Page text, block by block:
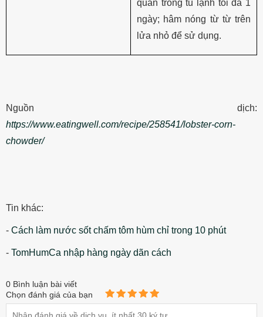
quản trong tủ lạnh tối đa 1
ngày; hâm nóng từ từ trên
lửa nhỏ để sử dụng.
Nguồn dịch:
https://www.eatingwell.com/recipe/258541/lobster-corn-
chowder/
Tin khác:
- Cách làm nước sốt chấm tôm hùm chỉ trong 10 phút
- TomHumCa nhập hàng ngày dãn cách
0 Bình luận bài viết
Chọn đánh giá của bạn